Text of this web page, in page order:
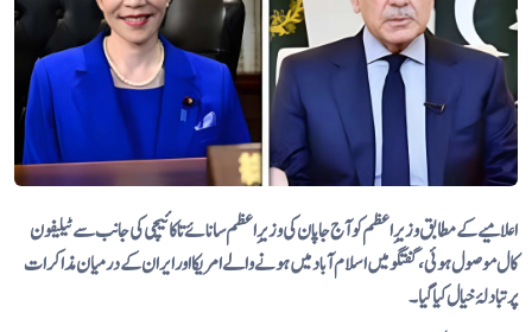
اعلامیے کے مطابق وزیرِ اعظم کو آج جاپان کی وزیرِ اعظم سانائے تاکائیچی کی جانب سے ٹیلیفون
کال موصول ہوئی، گفتگو میں اسلام آباد میں ہونے والے امریکا اور ایران کے درمیان مذاکرات
پر تبادلۂ خیال کیا گیا۔